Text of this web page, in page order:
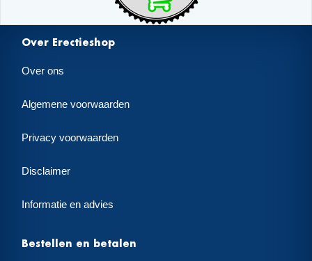
Over Erectieshop
Over ons
Algemene voorwaarden
Privacy voorwaarden
Disclaimer
Informatie en advies
Bestellen en betalen